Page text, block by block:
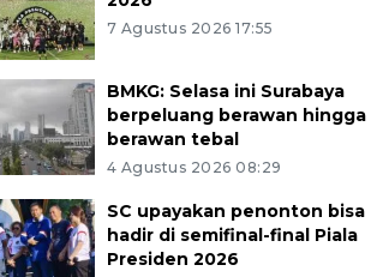
7 Agustus 2026 17:55
BMKG: Selasa ini Surabaya
berpeluang berawan hingga
berawan tebal
4 Agustus 2026 08:29
SC upayakan penonton bisa
hadir di semifinal-final Piala
Presiden 2026